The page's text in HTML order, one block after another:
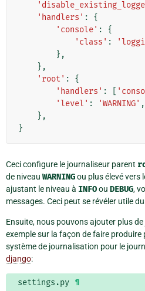
'handlers' :
{
'console' :
{
'class' :
},
},
'root' :
{
'handlers' :
'level' : 'WARNING' ,
},
}
Ceci configure le journaliseur parent
de niveau WARNINGou plus élevé vers
ajustant le niveau à INFOou DEBUG,
messages. Ceci peut se révéler utile
Ensuite, nous pouvons ajouter plus
exemple sur la façon de faire produire
système de journalisation pour le
django:
settings.py ¶